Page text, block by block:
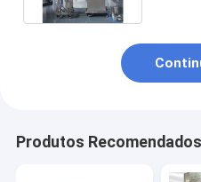
Produtos Recomendados